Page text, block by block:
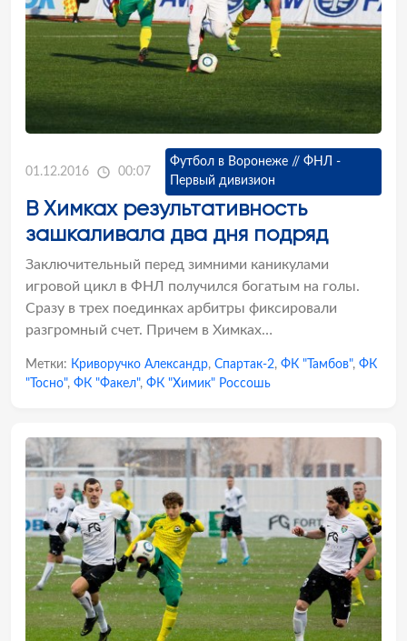
01.12.2016 00:07
Футбол в Воронеже // ФНЛ -
Первый дивизион
В Химках результативность
зашкаливала два дня подряд
Заключительный перед зимними каникулами
игровой цикл в ФНЛ получился богатым на голы.
Сразу в трех поединках арбитры фиксировали
разгромный счет. Причем в Химках…
Метки: Криворучко Александр, Спартак-2, ФК "Тамбов", ФК
"Тосно", ФК "Факел", ФК "Химик" Россошь